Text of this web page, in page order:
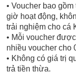
• Voucher bao
giờ hoạt động,
trải nghiệm cho cá
• Mỗi voucher
nhiều voucher cho
• Không có giá trị
trả tiền thừa.